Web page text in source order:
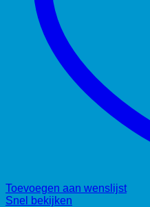
Toevoegen aan wenslijst
Snel bekijken